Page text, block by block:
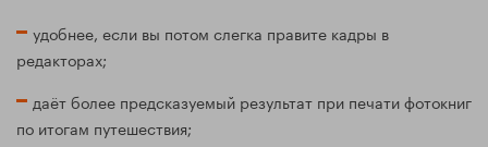
удобнее, если вы потом слегка правите кадры в
редакторах;
даёт более предсказуемый результат при печати фотокниг
по итогам путешествия;